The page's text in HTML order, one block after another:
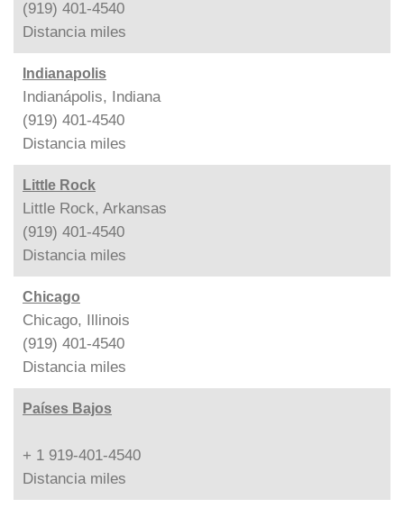
(919) 401-4540
Distancia miles
Indianapolis
Indianápolis, Indiana
(919) 401-4540
Distancia miles
Little Rock
Little Rock, Arkansas
(919) 401-4540
Distancia miles
Chicago
Chicago, Illinois
(919) 401-4540
Distancia miles
Países Bajos
+ 1 919-401-4540
Distancia miles